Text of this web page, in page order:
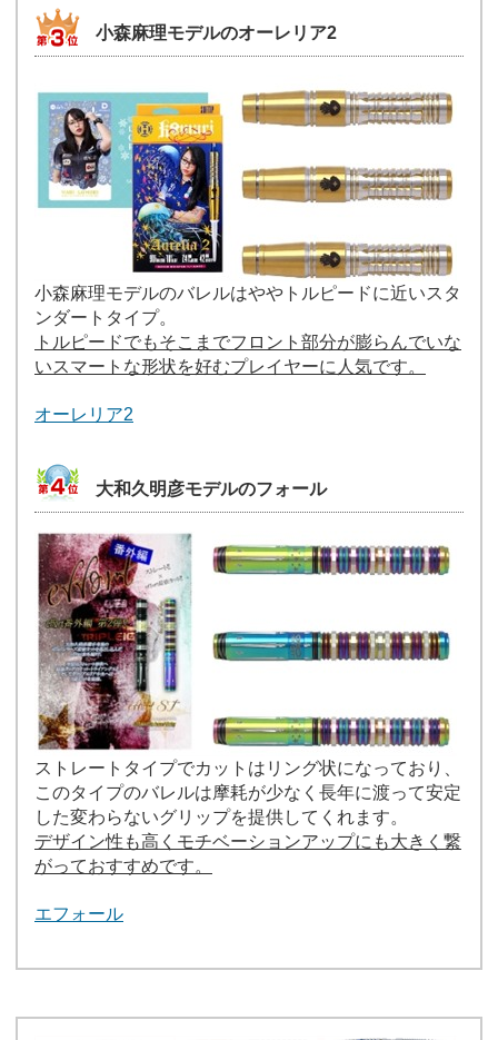
小森麻理モデルのオーレリア2
小森麻理モデルのバレルはややトルピードに近いスタ
ンダートタイプ。
トルピードでもそこまでフロント部分が膨らんでいな
いスマートな形状を好むプレイヤーに人気です。
オーレリア2
大和久明彦モデルのフォール
ストレートタイプでカットはリング状になっており、
このタイプのバレルは摩耗が少なく長年に渡って安定
した変わらないグリップを提供してくれます。
デザイン性も高くモチベーションアップにも大きく繋
がっておすすめです。
エフォール